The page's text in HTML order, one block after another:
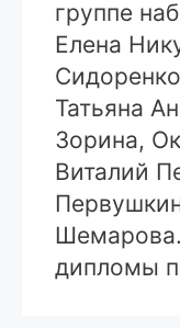
группе
Елена
Татьяна
Зорина,
Виталий
дипломы